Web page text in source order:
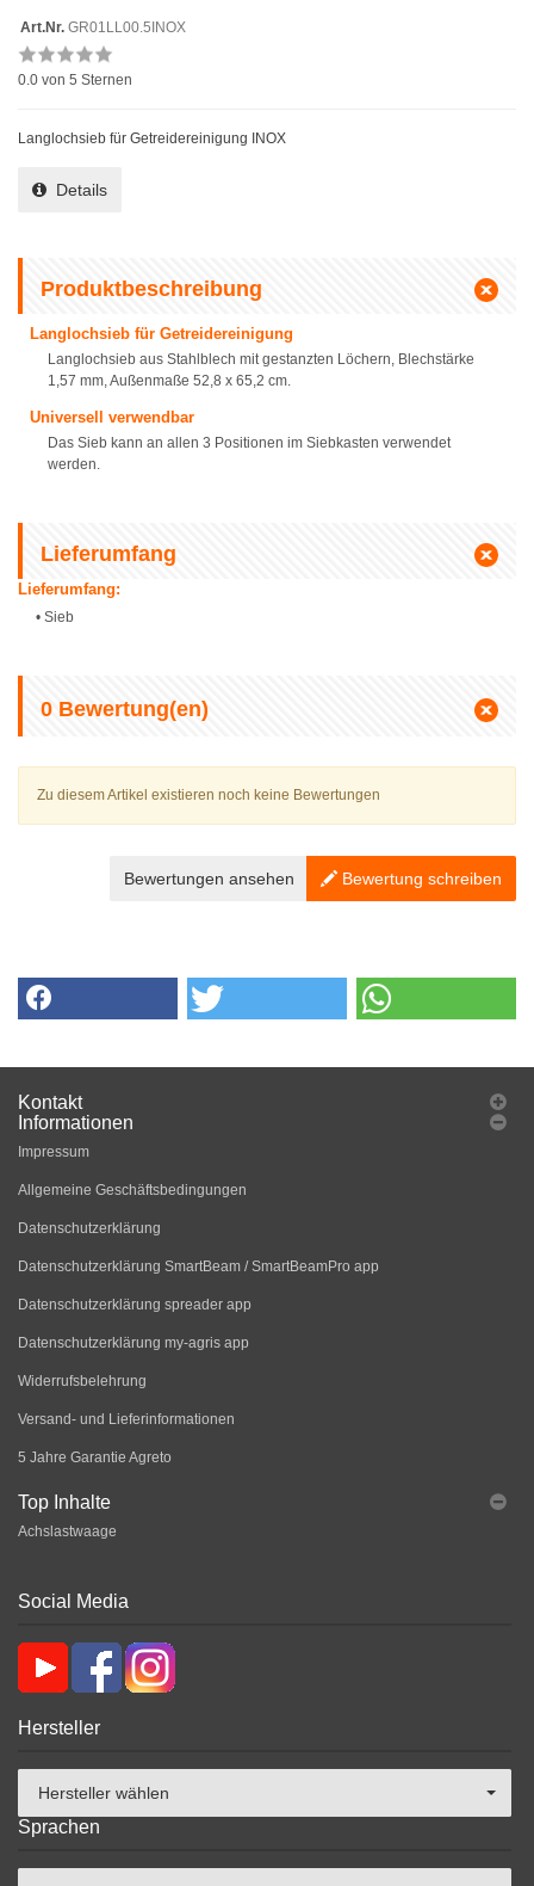
Art.Nr. GR01LL00.5INOX
0.0 von 5 Sternen
Langlochsieb für Getreidereinigung INOX
Details
Produktbeschreibung
Langlochsieb für Getreidereinigung
Langlochsieb aus Stahlblech mit gestanzten Löchern, Blechstärke
1,57 mm, Außenmaße 52,8 x 65,2 cm.
Universell verwendbar
Das Sieb kann an allen 3 Positionen im Siebkasten verwendet
werden.
Lieferumfang
Lieferumfang:
• Sieb
0 Bewertung(en)
Zu diesem Artikel existieren noch keine Bewertungen
Bewertungen ansehen Bewertung schreiben
Kontakt
Informationen
Impressum
Allgemeine Geschäftsbedingungen
Datenschutzerklärung
Datenschutzerklärung SmartBeam / SmartBeamPro app
Datenschutzerklärung spreader app
Datenschutzerklärung my-agris app
Widerrufsbelehrung
Versand- und Lieferinformationen
5 Jahre Garantie Agreto
Top Inhalte
Achslastwaage
Social Media
Hersteller
Hersteller wählen
Sprachen